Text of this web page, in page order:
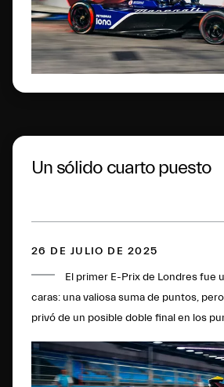
Un sólido cuarto puesto
26 DE JULIO DE 2025
El primer E-Prix de Londres fue
caras: una valiosa suma de puntos,
privó de un posible doble final en los